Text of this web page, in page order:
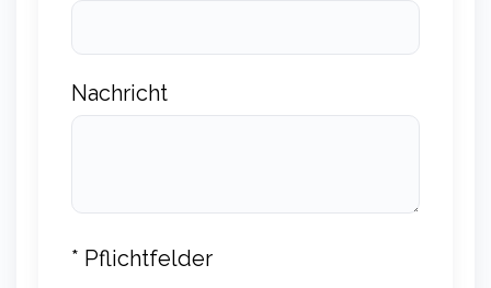
Nachricht
* Pflichtfelder